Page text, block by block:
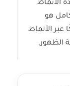
الأنماط
هو
عبر الأنماط
الظهور.